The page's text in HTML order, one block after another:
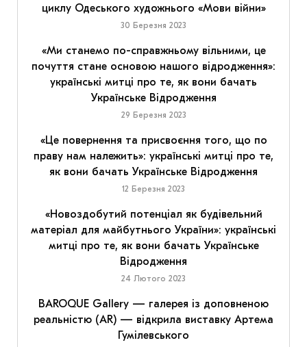
циклу Одеського художнього «Мови війни»
30 Березня 2023
«Ми станемо по-справжньому вільними, це
почуття стане основою нашого відродження»:
українські митці про те, як вони бачать
Українське Відродження
29 Березня 2023
«Це повернення та присвоєння того, що по
праву нам належить»: українські митці про те,
як вони бачать Українське Відродження
12 Березня 2023
«Новоздобутий потенціал як будівельний
матеріал для майбутнього України»: українські
митці про те, як вони бачать Українське
Відродження
24 Лютого 2023
BAROQUE Gallery — галерея із доповненою
реальністю (AR) — відкрила виставку Артема
Гумілевського